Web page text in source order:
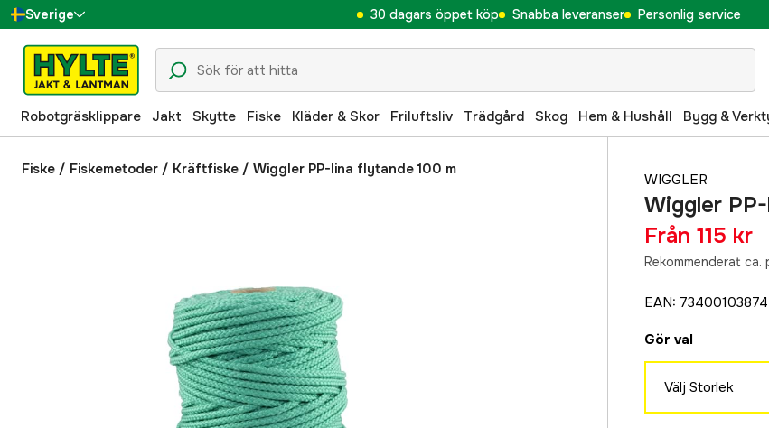
Sverige
Danmark
Suomi
Norge
Deutschland
30 dagars öppet köp Snabba leveranser Personlig service
Robotgräsklippare Jakt Skytte Fiske Kläder & Skor Friluftsliv Trädgård Skog Hem & Hushåll Bygg &
Fiske / Fiskemetoder / Kräftfiske / Wiggler PP-lina flytande 100 m
WIGGLER
Wiggler
Från 115 kr
Rekommenderat ca.
EAN:
Gör val
Välj Storlek